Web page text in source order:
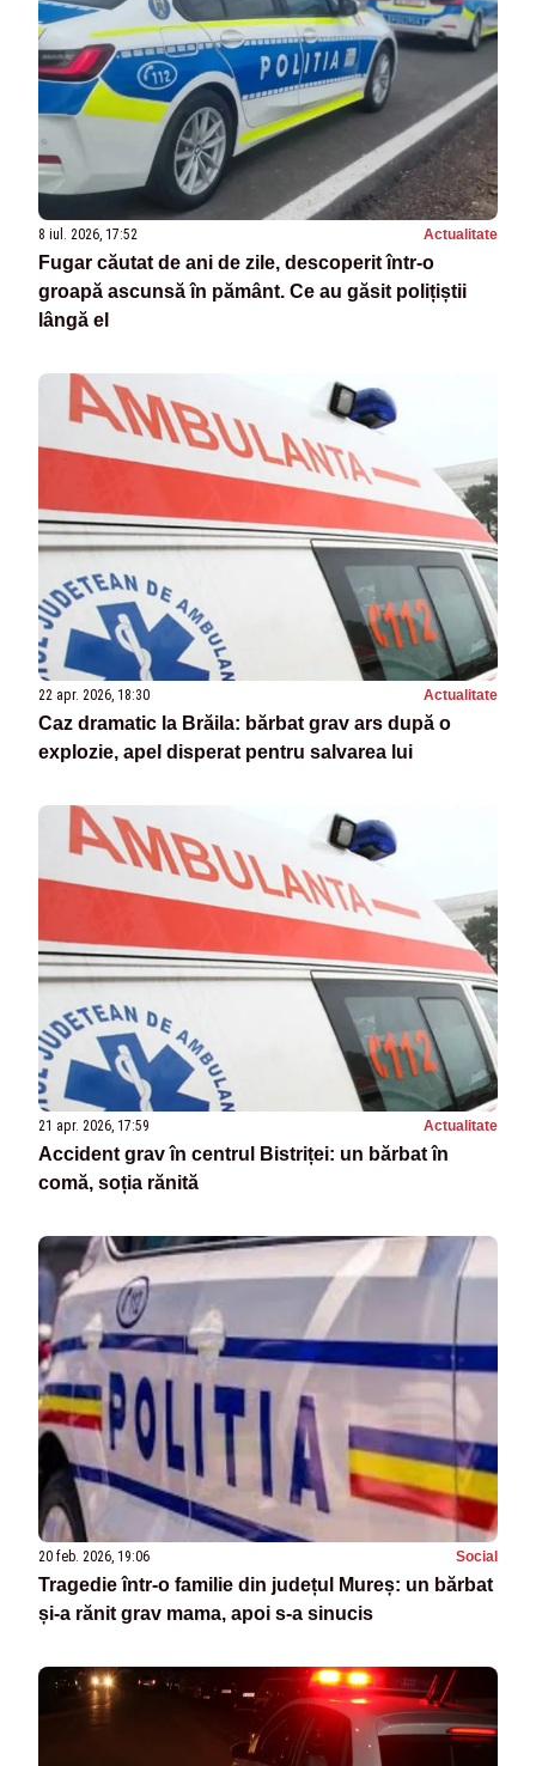
8 iul. 2026, 17:52 Actualitate
Fugar căutat de ani de zile, descoperit într-o
groapă ascunsă în pământ. Ce au găsit polițiștii
lângă el
22 apr. 2026, 18:30 Actualitate
Caz dramatic la Brăila: bărbat grav ars după o
explozie, apel disperat pentru salvarea lui
21 apr. 2026, 17:59 Actualitate
Accident grav în centrul Bistriței: un bărbat în
comă, soția rănită
20 feb. 2026, 19:06 Social
Tragedie într-o familie din județul Mureș: un bărbat
și-a rănit grav mama, apoi s-a sinucis